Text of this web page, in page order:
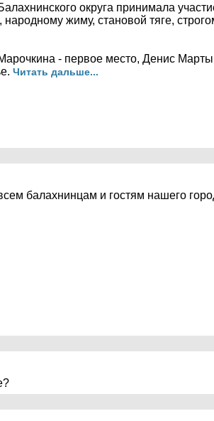
округа принимала
жиму, становой тяге,
- первое место, Денис
Читать дальше...
балахнинцам и гостям нашего